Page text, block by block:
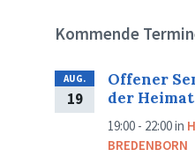
Kommende
AUG.
19
Offener
der
19:00 - 22:00in
BREDENBORN